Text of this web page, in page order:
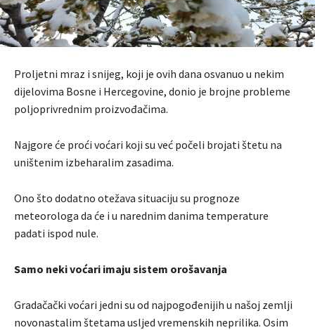
Proljetni mraz i snijeg, koji je ovih dana osvanuo u nekim
dijelovima Bosne i Hercegovine, donio je brojne probleme
poljoprivrednim proizvođačima.
Najgore će proći voćari koji su već počeli brojati štetu na
uništenim izbeharalim zasadima.
Ono što dodatno otežava situaciju su prognoze
meteorologa da će i u narednim danima temperature
padati ispod nule.
Samo neki voćari imaju sistem orošavanja
Gradačački voćari jedni su od najpogođenijih u našoj zemlji
novonastalim štetama usljed vremenskih neprilika. Osim